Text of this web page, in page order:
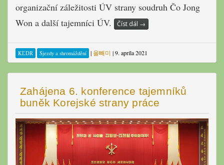
organizační záležitosti ÚV strany soudruh Čo Jong
Won a další tajemníci ÚV.
Číst dál →
KĽDR Sjezdy a shromáždění | 올빼미 |9. apríla 2021
Zahájena 6. konference tajemníků
buněk Korejské strany práce